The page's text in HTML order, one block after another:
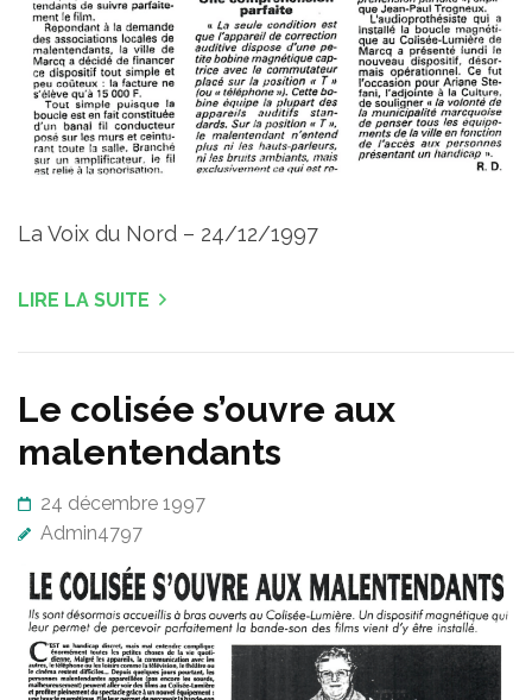
La Voix du Nord – 24/12/1997
LIRE LA SUITE
Le colisée s’ouvre aux
malentendants
24 décembre 1997
Admin4797